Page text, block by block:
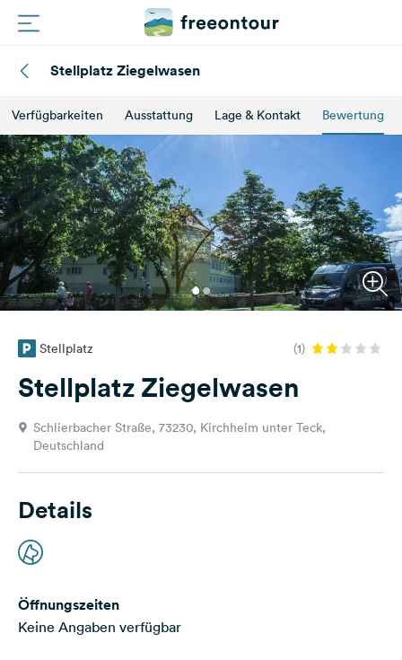
Routen
Plätze
Magazin
Partner
Registrieren
Einloggen
Fragen &
Feedback
Sprache:
Deutsch
uns
auf
Media
Facebook
Stellplatz Ziegelwasen
Verfügbarkeiten Ausstattung Lage & Kontakt Bewertung
Stellplatz (1)
Stellplatz Ziegelwasen
Schlierbacher Straße, 73230, Kirchheim unter Teck,
Deutschland
Details
Öffnungszeiten
Keine Angaben verfügbar